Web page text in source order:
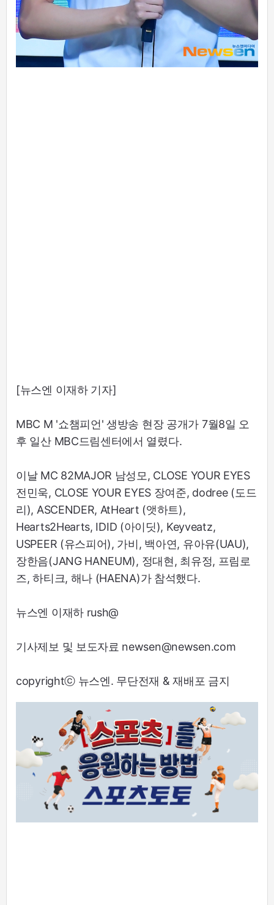
[뉴스엔 이재하 기자]
MBC M '쇼챔피언' 생방송 현장 공개가 7월8일 오
후 일산 MBC드림센터에서 열렸다.
이날 MC 82MAJOR 남성모, CLOSE YOUR EYES
전민욱, CLOSE YOUR EYES 장여준, dodree (도드
리), ASCENDER, AtHeart (앳하트),
Hearts2Hearts, IDID (아이딧), Keyveatz,
USPEER (유스피어), 가비, 백아연, 유아유(UAU),
장한음(JANG HANEUM), 정대현, 최유정, 프림로
즈, 하티크, 해나 (HAENA)가 참석했다.
뉴스엔 이재하 rush@
기사제보 및 보도자료 newsen@newsen.com
copyrightⓒ 뉴스엔. 무단전재 & 재배포 금지